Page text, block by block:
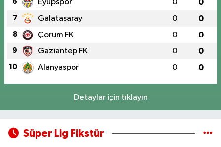
6 Eyüpspor 0 0
7 Galatasaray 0 0
8 Çorum FK 0 0
9 Gaziantep FK 0 0
10 Alanyaspor 0 0
Detaylar için tıklayın
Süper Lig Fikstür